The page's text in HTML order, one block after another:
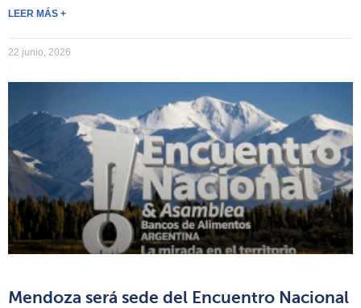
LEER MÁS +
22 junio, 2026
Mendoza será sede del Encuentro Nacional